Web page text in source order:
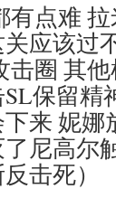
点难
应该过
圈 其
保留精
来 妮娜
尼高尔
击死）